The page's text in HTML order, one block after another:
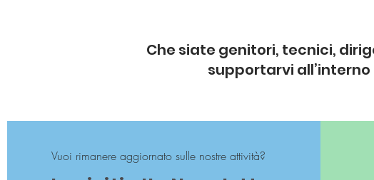
Che siate genitori, tecnici,
supportarvi
Vuoi rimanere aggiornato sulle nostre attività?